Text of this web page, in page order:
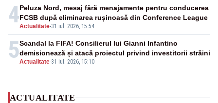
4Actualitate-31 iul. 2026, 15:54
Peluza Nord, mesaj fără menajamente pentru conducerea
FCSB după eliminarea rușinoasă din Conference League
5Actualitate-31 iul. 2026, 15:10
Scandal la FIFA! Consilierul lui Gianni Infantino
demisionează și atacă proiectul privind investitorii străini
ACTUALITATE